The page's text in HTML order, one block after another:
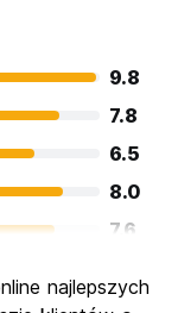
9.8
7.8
6.5
8.0
7.6
7.5
najlepszych